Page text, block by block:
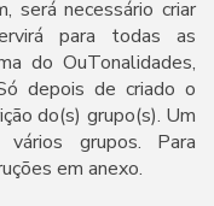
será necessário criar
para todas as
do OuTonalidades,
depois de criado o
do(s) grupo(s). Um
grupos. Para
em anexo.